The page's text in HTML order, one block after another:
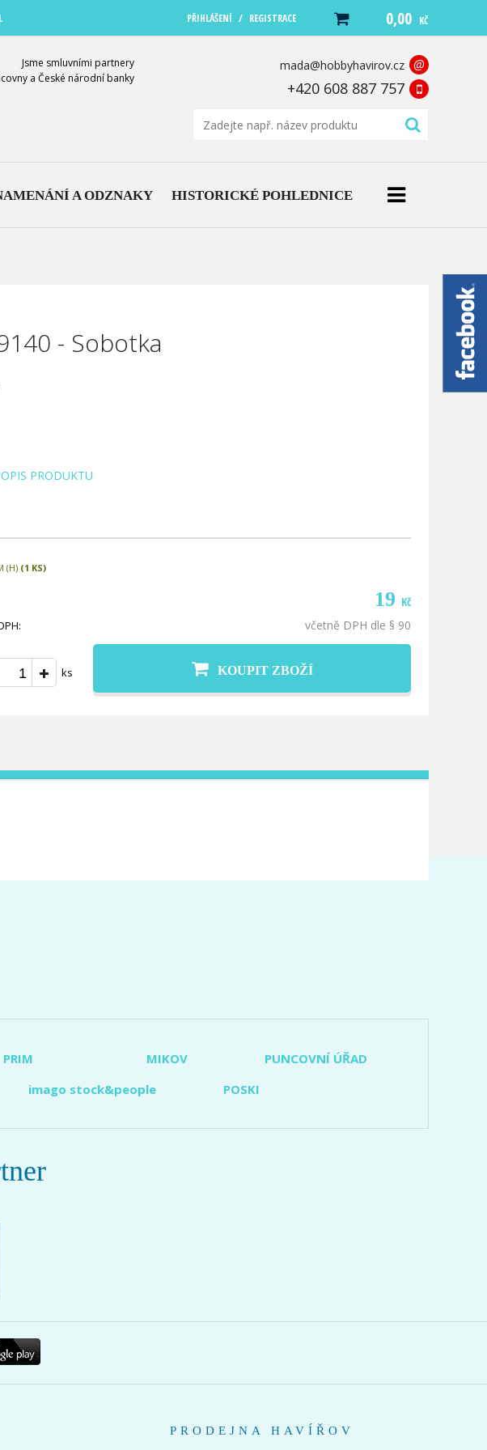
PŘIHLÁŠENÍ / REGISTRACE 0,00 KČ
Jsme smluvními partnery
a České národní banky
mada@hobbyhavirov.cz @
+420 608 887 757
A ODZNAKY HISTORICKÉ POHLEDNICE
- Sobotka
PRODUKTU
(H) (1 KS)
19 Kč
včetně DPH dle § 90
ks KOUPIT ZBOŽÍ
PRIM MIKOV
PUNCOVNÍ ÚŘAD
imago stock&people POSKI
PRODEJNA HAVÍŘOV